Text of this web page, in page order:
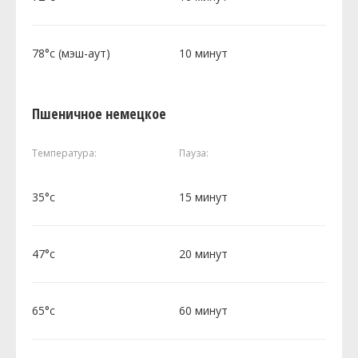
78°c (мэш-аут) 10 минут
Пшеничное немецкое
Температура: Пауза:
35°c 15 минут
47°c 20 минут
65°c 60 минут